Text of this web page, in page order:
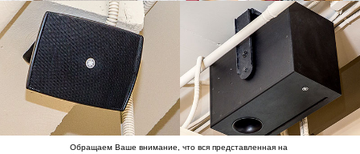
Обращаем Ваше внимание, что вся представленная на